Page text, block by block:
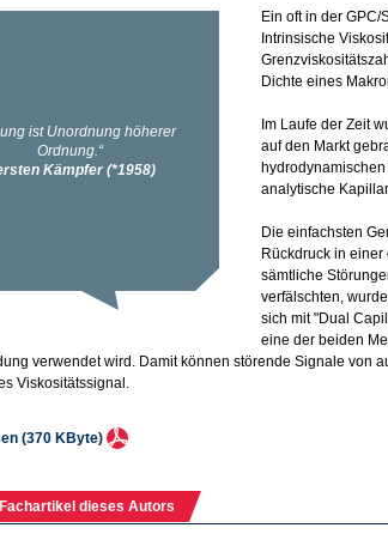
Ein oft in der
Intrinsische
Dichte eines
Im Laufe der Zeit
auf den Markt
analytische
Die einfachsten
Rückdruck in
sämtliche
verfälschten,
sich mit "Dual
eine der beiden
verwendet wird. Damit können störende Signale von
Viskositätssignal.
(370 KByte)
dieses Autors